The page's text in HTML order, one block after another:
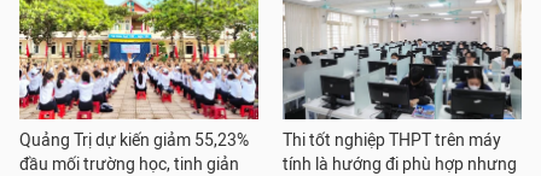
Quảng Trị dự kiến giảm 55,23%
đầu mối trường học, tinh giản
Thi tốt nghiệp THPT trên máy
tính là hướng đi phù hợp nhưng